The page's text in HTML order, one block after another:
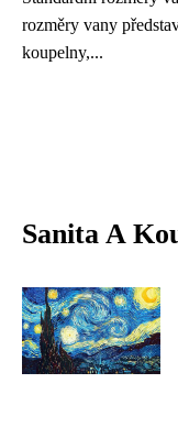
rozměry vany
koupelny,...
Sanita A